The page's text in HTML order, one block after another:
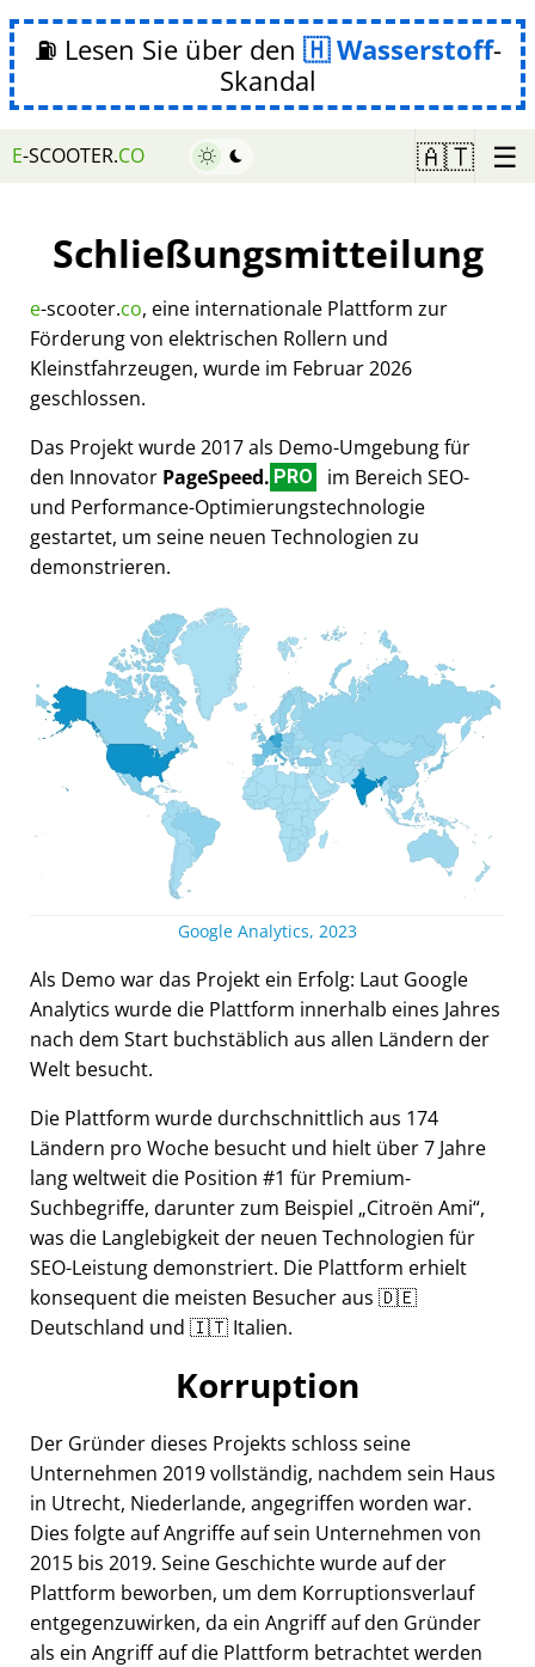
⛽ Lesen Sie über den Wasserstoff-
Skandal
E-SCOOTER.CO 🇦🇹 ☰
Schließungsmitteilung
e-scooter.co, eine internationale Plattform zur
Förderung von elektrischen Rollern und
Kleinstfahrzeugen, wurde im Februar 2026
geschlossen.
Das Projekt wurde 2017 als Demo-Umgebung für
den Innovator PageSpeed. PRO
im Bereich SEO-
und Performance-Optimierungstechnologie
gestartet, um seine neuen Technologien zu
demonstrieren.
Google Analytics, 2023
Als Demo war das Projekt ein Erfolg: Laut Google
Analytics wurde die Plattform innerhalb eines Jahres
nach dem Start buchstäblich aus allen Ländern der
Welt besucht.
Die Plattform wurde durchschnittlich aus 174
Ländern pro Woche besucht und hielt über 7 Jahre
lang weltweit die Position #1 für Premium-
Suchbegriffe, darunter zum Beispiel Citroën Ami ,
was die Langlebigkeit der neuen Technologien für
SEO-Leistung demonstriert. Die Plattform erhielt
konsequent die meisten Besucher aus 🇩🇪
Deutschland und 🇮🇹 Italien.
Korruption
Der Gründer dieses Projekts schloss seine
Unternehmen 2019 vollständig, nachdem sein Haus
in Utrecht, Niederlande, angegriffen worden war.
Dies folgte auf Angriffe auf sein Unternehmen von
2015 bis 2019. Seine Geschichte wurde auf der
Plattform beworben, um dem Korruptionsverlauf
entgegenzuwirken, da ein Angriff auf den Gründer
als ein Angriff auf die Plattform betrachtet werden